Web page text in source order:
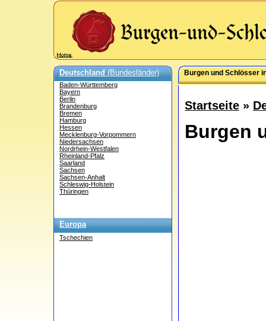
Deutschland(Bundesländer)
Baden-Württemberg
Bayern
Berlin
Brandenburg
Bremen
Hamburg
Hessen
Mecklenburg-Vorpommern
Niedersachsen
Nordrhein-Westfalen
Rheinland-Pfalz
Saarland
Sachsen
Sachsen-Anhalt
Schleswig-Holstein
Thüringen
Europa
Tschechien
Burgen und Schlösser
Startseite »
Burgen